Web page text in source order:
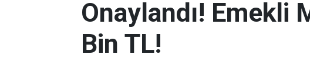
Onaylandı! Emekli
Bin TL!